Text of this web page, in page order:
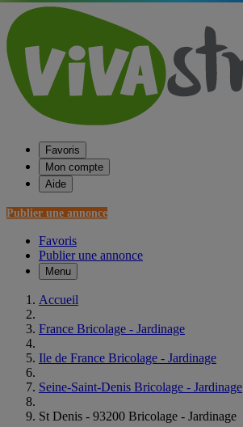
Favoris
Mon compte
Aide
Publier une annonce
Favoris
Publier une annonce
Menu
Accueil
France Bricolage - Jardinage
Ile de France Bricolage - Jardinage
Seine-Saint-Denis Bricolage - Jardinage
St Denis - 93200 Bricolage - Jardinage